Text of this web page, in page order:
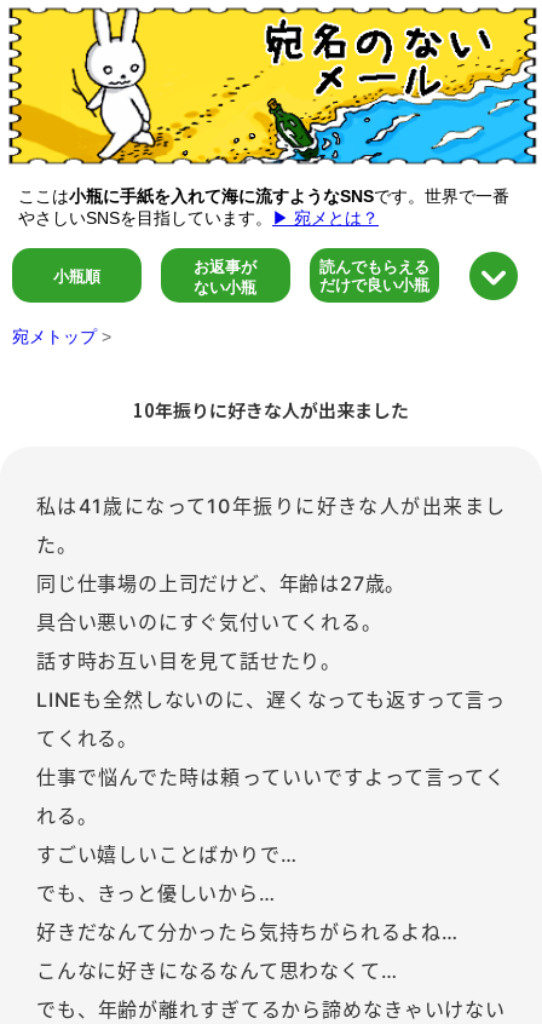
ここは小瓶に手紙を入れて海に流すようなSNSです。世界で一番
やさしいSNSを目指しています。
▶ 宛メとは？
小瓶順
お返事が
ない小瓶
読んでもらえる
だけで良い小瓶
宛メトップ >
10年振りに好きな人が出来ました
私は41歳になって10年振りに好きな人が出来まし
た。
同じ仕事場の上司だけど、年齢は27歳。
具合い悪いのにすぐ気付いてくれる。
話す時お互い目を見て話せたり。
LINEも全然しないのに、遅くなっても返すって言っ
てくれる。
仕事で悩んでた時は頼っていいですよって言ってく
れる。
すごい嬉しいことばかりで…
でも、きっと優しいから…
好きだなんて分かったら気持ちがられるよね…
こんなに好きになるなんて思わなくて…
でも、年齢が離れすぎてるから諦めなきゃいけない